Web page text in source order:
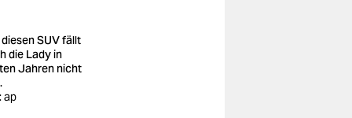
SUV fällt
die Lady in
Jahren nicht
ap